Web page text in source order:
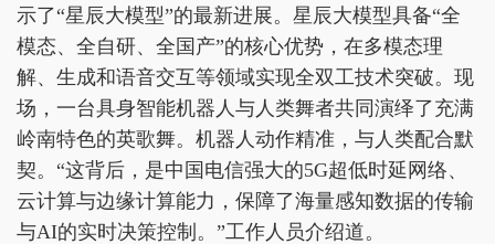
示了“星辰大模型”的最新进展。星辰大模型具备“全
模态、全自研、全国产”的核心优势，在多模态理
解、生成和语音交互等领域实现全双工技术突破。现
场，一台具身智能机器人与人类舞者共同演绎了充满
岭南特色的英歌舞。机器人动作精准，与人类配合默
契。“这背后，是中国电信强大的5G超低时延网络、
云计算与边缘计算能力，保障了海量感知数据的传输
与AI的实时决策控制。”工作人员介绍道。